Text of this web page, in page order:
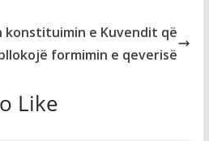
konstituimin e Kuvendit që
formimin e qeverisë
Like